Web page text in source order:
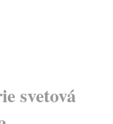
svetová